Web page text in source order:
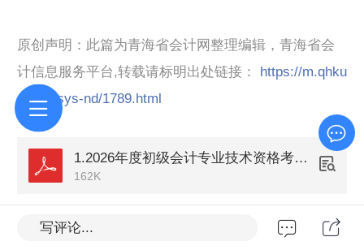
原创声明：此篇为青海省会计网整理编辑，青海省会
计信息服务平台,转载请标明出处链接：
https://m.qhku
aiji.cn/sys-nd/1789.html
1.2026年度初级会计专业技术资格考试大纲.pdf
162K
2.2026年度高级会计专业技术资格考试大纲.pdf
写评论...